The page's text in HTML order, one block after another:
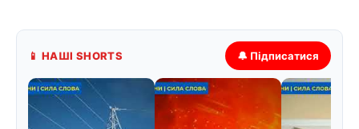
📱 НАШІ SHORTS 🔔 Підписатися